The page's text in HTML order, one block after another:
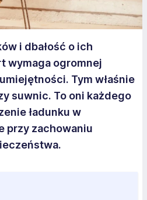
i dbałość o ich
wymaga ogromnej
Tym właśnie
suwnic. To oni każdego
ładunku w
przy zachowaniu